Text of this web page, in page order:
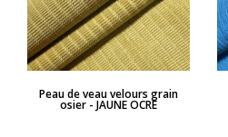
APERÇU RAPIDE
Peau de veau velours grain
osier - JAUNE OCRE